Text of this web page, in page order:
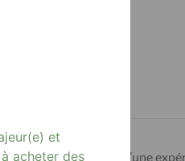
NICOTINE 03Mg
à la recherche d’une
et
acheter des